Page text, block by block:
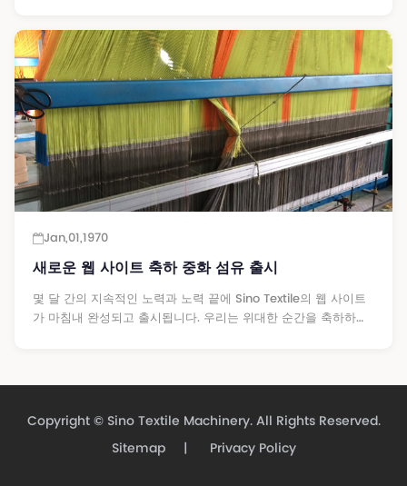
Jan,01,1970
새로운 웹 사이트 축하 중화 섬유 출시
몇 달 간의 지속적인 노력과 노력 끝에 Sino Textile의 웹 사이트
가 마침내 완성되고 출시됩니다. 우리는 위대한 순간을 축하하기
Copyright © Sino Textile Machinery.All Rights Reserved.
Sitemap| Privacy Policy